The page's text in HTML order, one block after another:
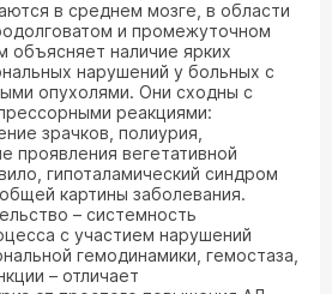
в среднем мозге, в области
и промежуточном
объясняет наличие ярких
нарушений у больных с
опухолями. Они сходны с
реакциями:
зрачков, полиурия,
проявления вегетативной
гипоталамический синдром
картины заболевания.
– системность
с участием нарушений
гемодинамики, гемостаза,
– отличает